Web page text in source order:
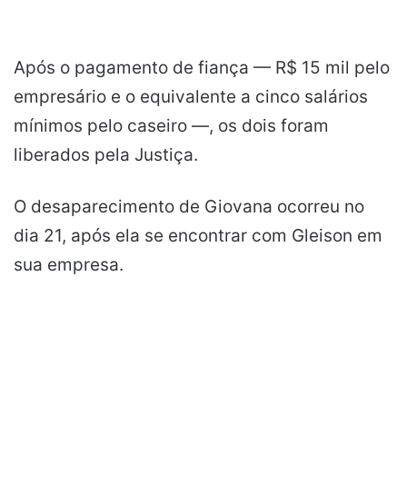
Após o pagamento de fiança — R$ 15 mil pelo
empresário e o equivalente a cinco salários
mínimos pelo caseiro —, os dois foram
liberados pela Justiça.
O desaparecimento de Giovana ocorreu no
dia 21, após ela se encontrar com Gleison em
sua empresa.